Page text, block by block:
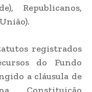
Republicanos,
registrados
do Fundo
a cláusula de